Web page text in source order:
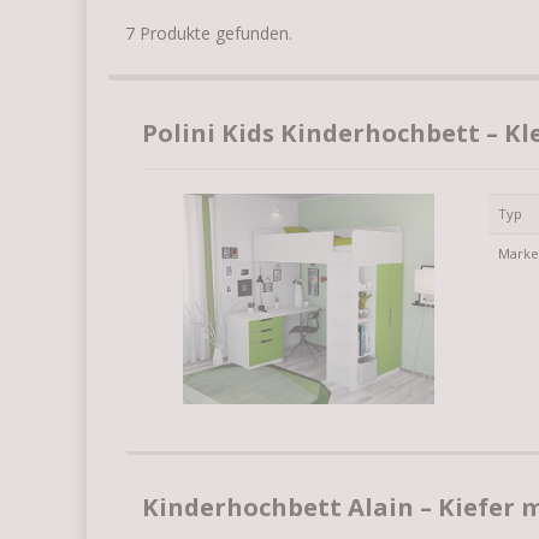
7 Produkte gefunden.
Polini Kids Kinderhochbett –
Typ
Marke
Kinderhochbett Alain – Kiefer